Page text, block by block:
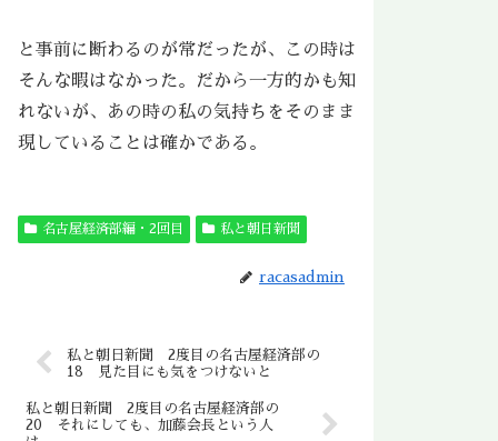
と事前に断わるのが常だったが、この時は
そんな暇はなかった。だから一方的かも知
れないが、あの時の私の気持ちをそのまま
現していることは確かである。
名古屋経済部編・2回目 私と朝日新聞
racasadmin
私と朝日新聞 2度目の名古屋経済部の
18 見た目にも気をつけないと
私と朝日新聞 2度目の名古屋経済部の
20 それにしても、加藤会長という人